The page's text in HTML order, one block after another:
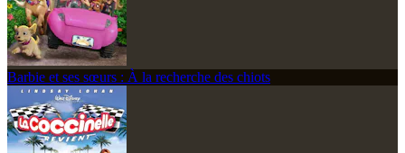
Barbie et ses sœurs : À la recherche des chiots